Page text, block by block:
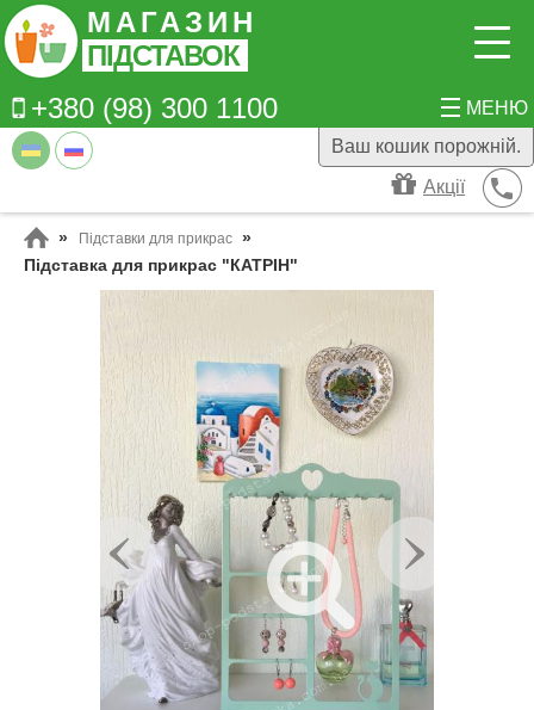
Перейти до основного вмісту
МАГАЗИН
ПІДСТАВОК
+380 (98) 300 1100
МЕНЮ
Акції
Ваш кошик порожній.
Ви є тут
Підставки для прикрас
Підставка для прикрас "КАТРІН"